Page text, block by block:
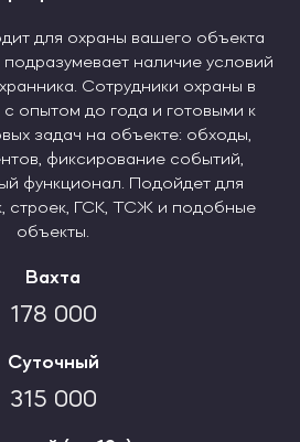
для охраны вашего объекта
наличие условий
Сотрудники охраны в
опытом до года и готовыми к
задач на объекте: обходы,
фиксирование событий,
функционал. Подойдет для
строек, ГСК, ТСЖ и подобные
объекты.
Вахта
178 000
Суточный
315 000
для охраны вашего объекта
наличие условий
опытом до года и готовыми к
задач на объекте: обходы,
фиксирование событий,
функционал. Подойдет для
строек, ГСК, ТСЖ и подобные
объекты.
5 933
10 5000
для охраны вашего объекта
наличие условий
опытом до года и готовыми к
задач на объекте: обходы,
фиксирование событий,
функционал. Подойдет для
строек, ГСК, ТСЖ и подобные
объекты.
247
437